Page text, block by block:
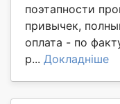
поэтапности
привычек,
оплата - по
р... Докладніше